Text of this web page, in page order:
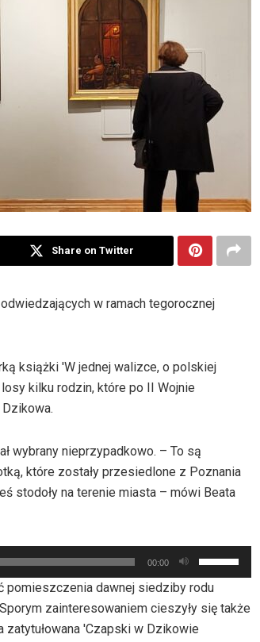
Share on Twitter
w ramach tegorocznej
książki 'W jednej walizce, o polskiej
kilku rodzin, które po II Wojnie
wybrany nieprzypadkowo. – To są
które zostały przesiedlone z Poznania
stodoły na terenie miasta – mówi Beata
00:00
strzałek
do
góry
pomieszczenia dawnej siedziby rodu
zainteresowaniem cieszyły się także
'Czapski w Dzikowie